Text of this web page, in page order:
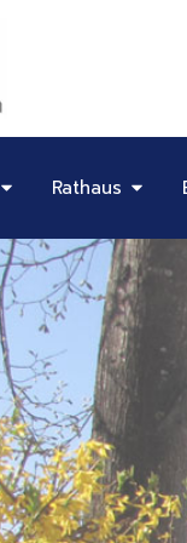
Öffne Unsere Stadt
Rathaus Öffne